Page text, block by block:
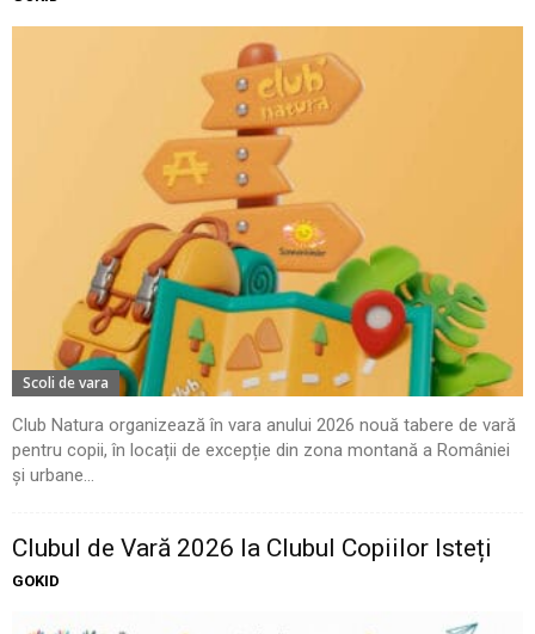
Scoli de vara
Club Natura organizează în vara anului 2026 nouă tabere de vară
pentru copii, în locații de excepție din zona montană a României
și urbane...
Clubul de Vară 2026 la Clubul Copiilor Isteți
GOKID